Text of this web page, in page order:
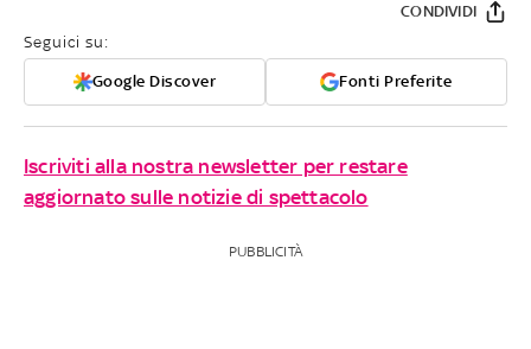
Seguici su:
Google Discover Fonti Preferite
CONDIVIDI
Iscriviti alla nostra newsletter per restare
aggiornato sulle notizie di spettacolo
PUBBLICITÀ